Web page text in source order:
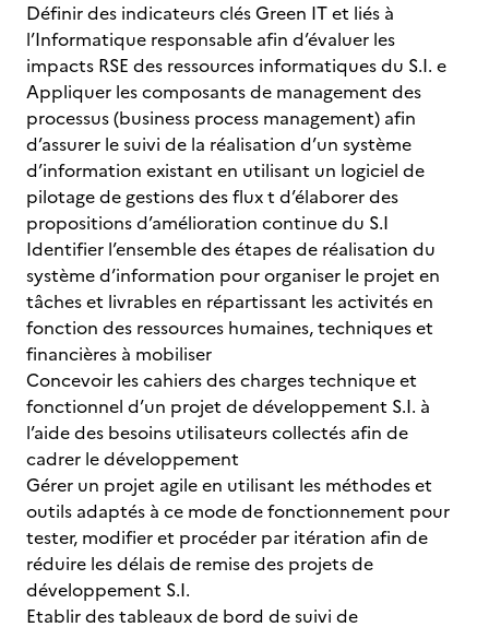
Définir des indicateurs clés Green IT et liés à
l’Informatique responsable afin d’évaluer les
impacts RSE des ressources informatiques du S.I. e
Appliquer les composants de management des
processus (business process management) afin
d’assurer le suivi de la réalisation d’un système
d’information existant en utilisant un logiciel de
pilotage de gestions des flux t d’élaborer des
propositions d’amélioration continue du S.I
Identifier l’ensemble des étapes de réalisation du
système d’information pour organiser le projet en
tâches et livrables en répartissant les activités en
fonction des ressources humaines, techniques et
financières à mobiliser
Concevoir les cahiers des charges technique et
fonctionnel d’un projet de développement S.I. à
l’aide des besoins utilisateurs collectés afin de
cadrer le développement
Gérer un projet agile en utilisant les méthodes et
outils adaptés à ce mode de fonctionnement pour
tester, modifier et procéder par itération afin de
réduire les délais de remise des projets de
développement S.I.
Etablir des tableaux de bord de suivi de